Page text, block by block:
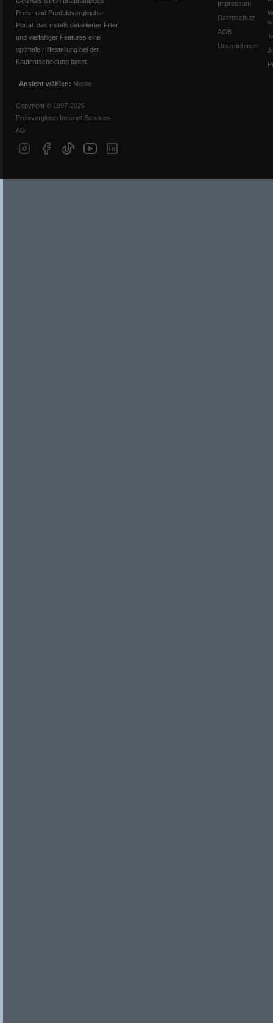
Preis- und Produktvergleichs-
Portal, das mittels detaillierter Filter
und vielfältiger Features eine
optimale Hilfestellung bei der
Kaufentscheidung bietet.
Ansicht wählen: Mobile
Copyright © 1997-2026
Preisvergleich Internet Services
AG
Impressum
Datenschutz
AGB
Unternehmen